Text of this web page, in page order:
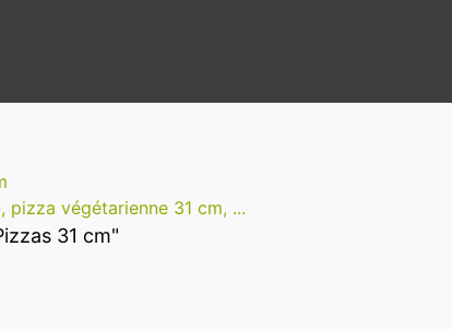
végétarienne 31 cm, ...
31 cm"